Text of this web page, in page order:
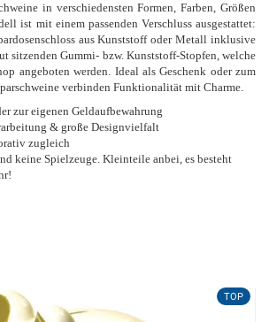
in verschiedensten Formen, Farben, Größen
ist mit einem passenden Verschluss ausgestattet:
aus Kunststoff oder Metall inklusive
sitzenden Gummi- bzw. Kunststoff-Stopfen, welche
angeboten werden. Ideal als Geschenk oder zum
verbinden Funktionalität mit Charme.
zur eigenen Geldaufbewahrung
& große Designvielfalt
zugleich
keine Spielzeuge. Kleinteile anbei, es besteht
TOP